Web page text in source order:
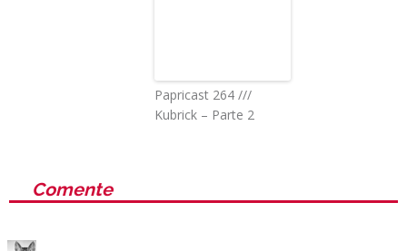
Papricast 264 ///
Kubrick – Parte 2
Comente